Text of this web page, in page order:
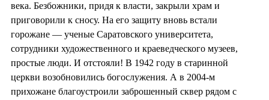
века. Безбожники, придя к власти, закрыли храм и
приговорили к сносу. На его защиту вновь встали
горожане — ученые Саратовского университета,
сотрудники художественного и краеведческого музеев,
простые люди. И отстояли! В 1942 году в старинной
церкви возобновились богослужения. А в 2004-м
прихожане благоустроили заброшенный сквер рядом с